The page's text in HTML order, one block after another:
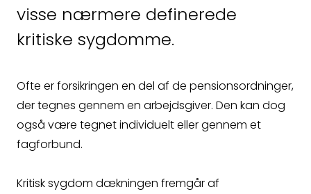
hurtigst muligt.
visse nærmere definerede
kritiske sygdomme.
Ofte er forsikringen en del af de pensionsordninger,
der tegnes gennem en arbejdsgiver. Den kan dog
også være tegnet individuelt eller gennem et
fagforbund.
Kritisk sygdom dækningen fremgår af